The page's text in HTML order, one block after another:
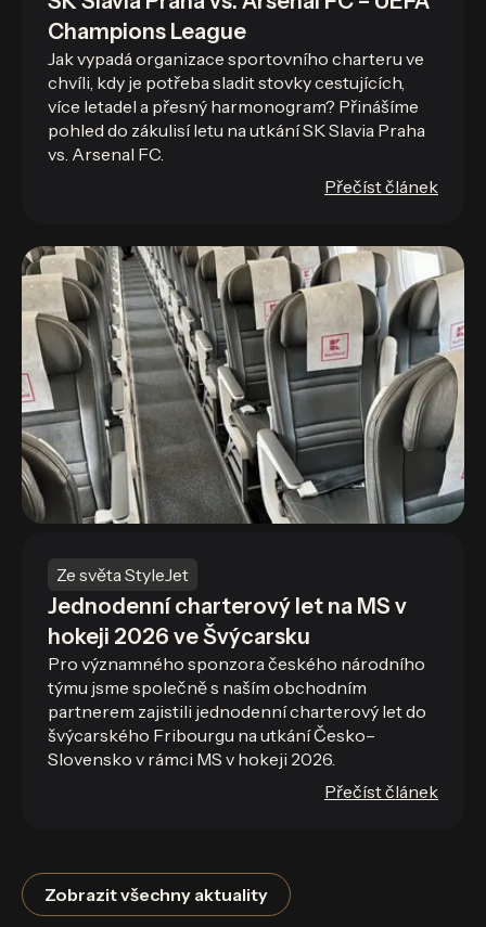
Champions League
Jak vypadá organizace sportovního charteru ve
chvíli, kdy je potřeba sladit stovky cestujících,
více letadel a přesný harmonogram? Přinášíme
pohled do zákulisí letu na utkání SK Slavia Praha
vs. Arsenal FC.
Přečíst článek
Ze světa StyleJet
Jednodenní charterový let na MS v
hokeji 2026 ve Švýcarsku
Pro významného sponzora českého národního
týmu jsme společně s naším obchodním
partnerem zajistili jednodenní charterový let do
švýcarského Fribourgu na utkání Česko–
Slovensko v rámci MS v hokeji 2026.
Přečíst článek
Zobrazit všechny aktuality